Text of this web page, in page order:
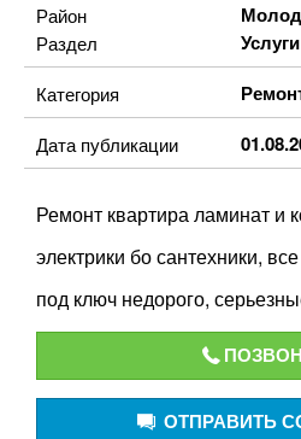
Район
Раздел Услуги
Категория
Дата публикации
Ремонт квартира ламинат и
электрики бо сантехники,
под ключ недорого,
ОТПРАВИТЬ